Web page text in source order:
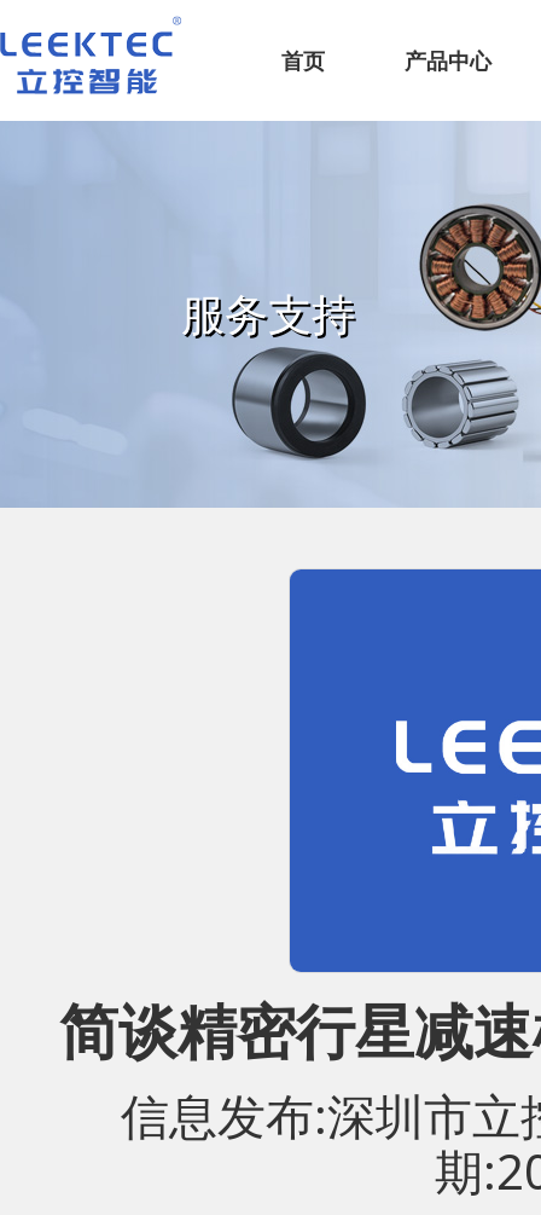
深圳市立控智能科技有限公司
首页
产品中心
服务支持
简谈精密行星减
信息发布:深圳市
期